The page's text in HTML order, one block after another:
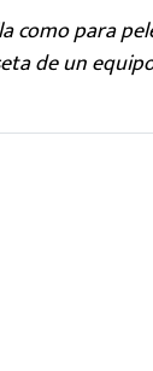
como para
de un